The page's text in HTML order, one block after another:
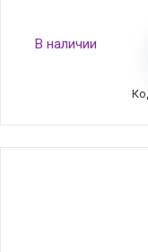
Крышка
В наличии